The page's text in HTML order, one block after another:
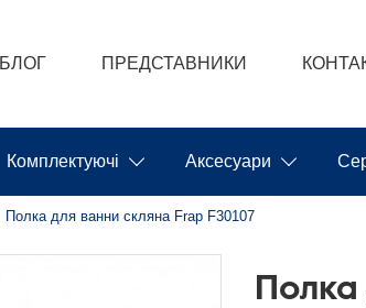
БЛОГ ПРЕДСТАВНИКИ
Комплектуючі Аксесуари
Полка для ванни скляна Frap F30107